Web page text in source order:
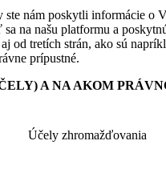
nám poskytli informácie
na našu platformu a
od tretích strán, ako sú
prípustné.
A NA AKOM
Účely zhromažďovania